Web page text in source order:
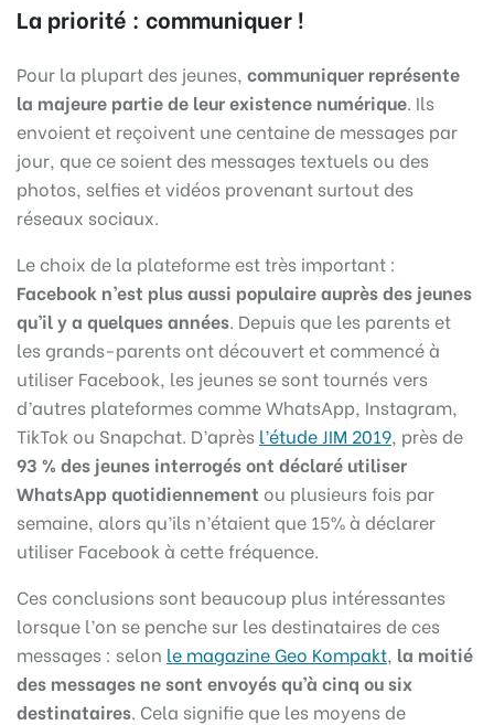
La priorité : communiquer !
Pour la plupart des jeunes, communiquer représente
la majeure partie de leur existence numérique. Ils
envoient et reçoivent une centaine de messages par
jour, que ce soient des messages textuels ou des
photos, selfies et vidéos provenant surtout des
réseaux sociaux.
Le choix de la plateforme est très important :
Facebook n’est plus aussi populaire auprès des jeunes
qu’il y a quelques années. Depuis que les parents et
les grands-parents ont découvert et commencé à
utiliser Facebook, les jeunes se sont tournés vers
d’autres plateformes comme WhatsApp, Instagram,
TikTok ou Snapchat. D’après l’étude JIM 2019, près de
93 % des jeunes interrogés ont déclaré utiliser
WhatsApp quotidiennement ou plusieurs fois par
semaine, alors qu’ils n’étaient que 15% à déclarer
utiliser Facebook à cette fréquence.
Ces conclusions sont beaucoup plus intéressantes
lorsque l’on se penche sur les destinataires de ces
messages : selon le magazine Geo Kompakt, la moitié
des messages ne sont envoyés qu’à cinq ou six
destinataires. Cela signifie que les moyens de